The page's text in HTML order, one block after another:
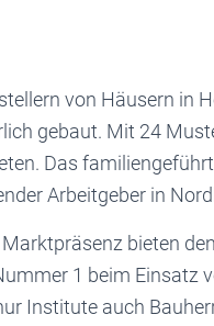
von Häusern in
gebaut. Mit 24
Das
Arbeitgeber in
bieten
1 beim Einsatz
Institute auch